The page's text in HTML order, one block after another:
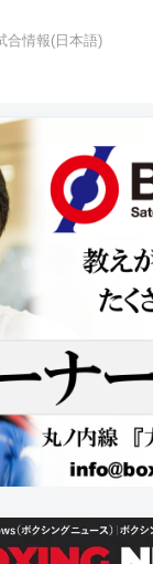
合情報(日本語)